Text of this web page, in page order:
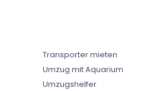
Transporter mieten
Umzug mit Aquarium
Umzugshelfer